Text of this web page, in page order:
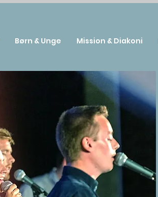
Børn & Unge Mission & Diakoni